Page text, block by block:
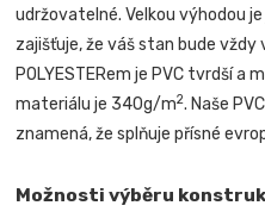
udržovatelné. Velkou výhodou
zajišťuje, že váš stan bude vždy
POLYESTERem je PVC tvrdší a
materiálu je 340g/m2. Naše
znamená, že splňuje přísné
Možnosti výběru